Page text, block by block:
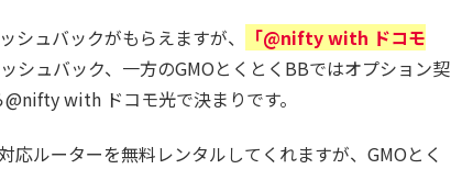
ュバックがもらえますが、
「@nifty with ドコモ
シュバック、一方のGMOとくとくBBではオプション契
with ドコモ光で決まりです。
ルーターを無料レンタルしてくれますが、GMOとく